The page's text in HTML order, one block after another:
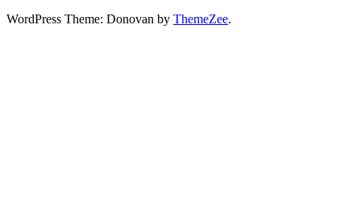
WordPress Theme: Donovan by ThemeZee.